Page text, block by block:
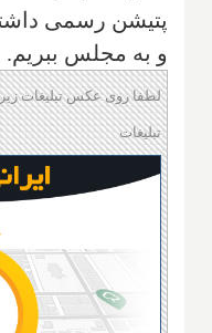
پتیشن رسمی
و به مجلس ببریم.
لطفا روی عکس تبلیغات
تبلیغات